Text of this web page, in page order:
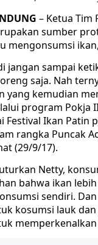
– Ketua Tim
sumber
mengonsumsi
jangan sampai
saja. Nah
yang kemudian
program Pokja
Festival Ikan Patin
rangka Puncak
(29/9/17).
Netty,
bahwa ikan
sendiri.
kosumsi lauk